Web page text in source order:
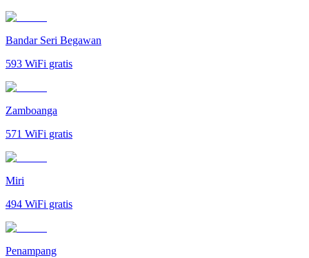
Bandar Seri Begawan
593 WiFi gratis
Zamboanga
571 WiFi gratis
Miri
494 WiFi gratis
Penampang